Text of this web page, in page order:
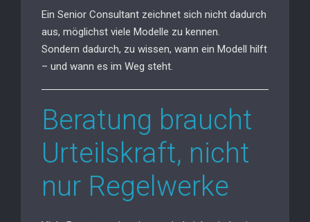
Ein Senior Consultant zeichnet sich nicht dadurch
aus, möglichst viele Modelle zu kennen.
Sondern dadurch, zu wissen, wann ein Modell hilft
– und wann es im Weg steht.
Beratung braucht
Urteilskraft, nicht
nur Regelwerke